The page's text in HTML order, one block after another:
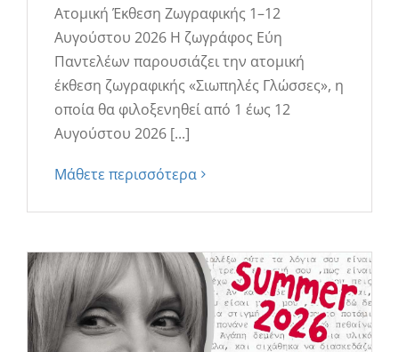
Ατομική Έκθεση Ζωγραφικής 1–12
Αυγούστου 2026 Η ζωγράφος Εύη
Παντελέων παρουσιάζει την ατομική
έκθεση ζωγραφικής «Σιωπηλές Γλώσσες», η
οποία θα φιλοξενηθεί από 1 έως 12
Αυγούστου 2026 [...]
Μάθετε περισσότερα